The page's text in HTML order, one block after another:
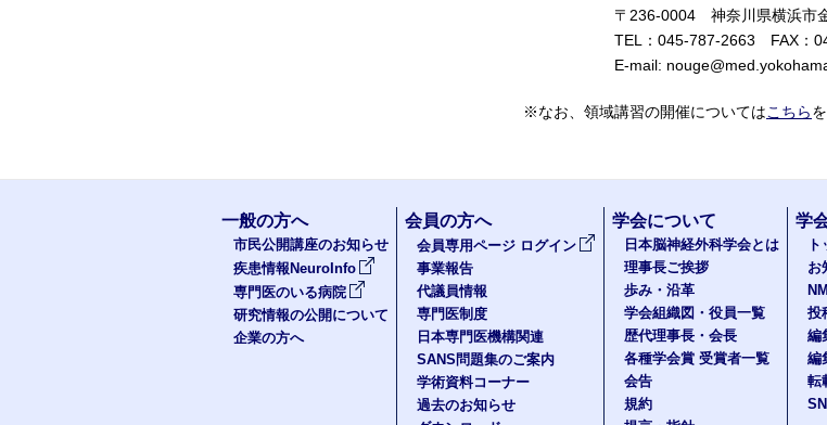
〒236-0004 神奈川県横浜市金
TEL：045-787-2663 FAX：045-
E-mail: nouge@med.yokohama-
※なお、領域講習の開催についてはこちら
一般の方へ
市民公開講座のお知らせ
疾患情報NeuroInfo
専門医のいる病院
研究情報の公開について
企業の方へ
会員の方へ
会員専用ページ ログイン
事業報告
代議員情報
専門医制度
日本専門医機構関連
SANS問題集のご案内
学術資料コーナー
過去のお知らせ
学会について
日本脳神経外科学会とは
理事長ご挨拶
歩み・沿革
学会組織図・役員一覧
歴代理事長・会長
各種学会賞 受賞者一覧
会告
規約
学
お
投
編
編
転